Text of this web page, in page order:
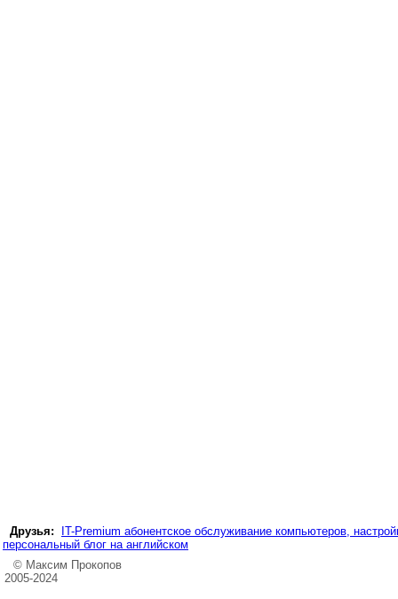
Друзья:
IT-Premium абонентское обслуживание компьютеров,
персональный блог на английском
© Максим Прокопов
2005-2024